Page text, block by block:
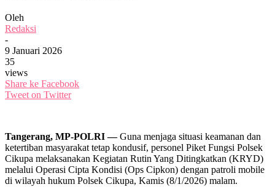
Oleh
Redaksi
-
9 Januari 2026
35
views
Share ke Facebook
Tweet on Twitter
Tangerang, MP-POLRI —Guna menjaga situasi keamanan dan
ketertiban masyarakat tetap kondusif, personel Piket Fungsi Polsek
Cikupa melaksanakan Kegiatan Rutin Yang Ditingkatkan (KRYD)
melalui Operasi Cipta Kondisi (Ops Cipkon) dengan patroli mobile
di wilayah hukum Polsek Cikupa, Kamis (8/1/2026) malam.